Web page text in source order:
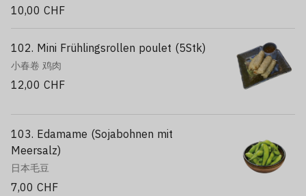
10,00 CHF
102. Mini Frühlingsrollen poulet (5Stk)
小春卷 鸡肉
12,00 CHF
103. Edamame (Sojabohnen mit
Meersalz)
日本毛豆
7,00 CHF